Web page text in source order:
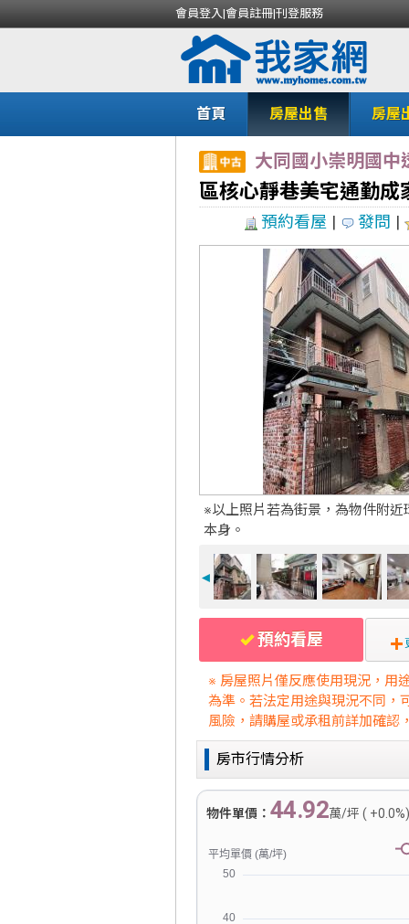
會員登入|會員註冊|刊登服務
首頁 房屋出售 房屋
大同國小崇明國中
區核心靜巷美宅通勤成
預約看屋 | 發問 |
※以上照片若為街景，為物件附近
本身。
◄
預約看屋
※ 房屋照片僅反應使用現況，用
為準。若法定用途與現況不同，
風險，請購屋或承租前詳加確認
房市行情分析
物件單價： 44.92萬/坪 (